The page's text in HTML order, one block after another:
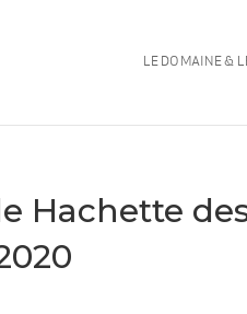
LE DOMAINE &
Hachette